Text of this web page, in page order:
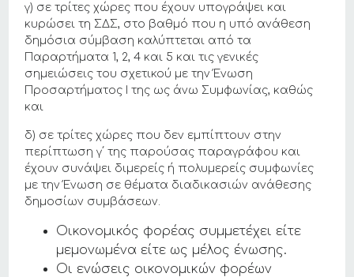
γ) σε τρίτες χώρες που έχουν υπογράψει και
κυρώσει τη ΣΔΣ, στο βαθμό που η υπό ανάθεση
δημόσια σύμβαση καλύπτεται από τα
Παραρτήματα 1, 2, 4 και 5 και τις γενικές
σημειώσεις του σχετικού με την Ένωση
Προσαρτήματος I της ως άνω Συμφωνίας, καθώς
και
δ) σε τρίτες χώρες που δεν εμπίπτουν στην
περίπτωση γ΄ της παρούσας παραγράφου και
έχουν συνάψει διμερείς ή πολυμερείς συμφωνίες
με την Ένωση σε θέματα διαδικασιών ανάθεσης
δημοσίων συμβάσεων.
Οικονομικός φορέας συμμετέχει είτε
μεμονωμένα είτε ως μέλος ένωσης.
Οι ενώσεις οικονομικών φορέων